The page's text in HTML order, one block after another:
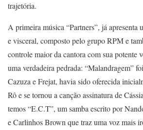
trajetória.
A primeira música “Partners”, já apresenta
e visceral, composto pelo grupo RPM e
controle maior da cantora com sua potente
uma verdadeira pedrada: “Malandragem”
Cazuza e Frejat, havia sido oferecida
Rô e se tornou a canção assinatura de
temos “E.C.T”, um samba escrito por
e Carlinhos Brown que traz uma voz mais